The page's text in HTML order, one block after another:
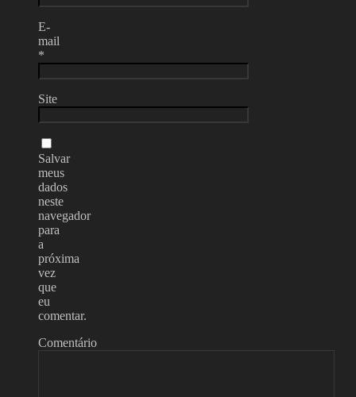
E-
mail
*
Site
Salvar
meus
dados
neste
navegador
para
a
próxima
vez
que
eu
comentar.
Comentário